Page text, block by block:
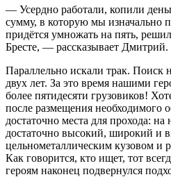
— Усердно работали, копили
сумму, в которую мы изначально
придётся умножать на пять,
Бресте, — рассказывает Дмитрий.
Параллельно искали трак. Поиск
двух лет. За это время нашими
более пятидесяти грузовиков!
после размещения необходимого
достаточно места для прохода:
достаточно высокий, широкий и
цельнометаллическим кузовом и
Как говорится, кто ищет, тот
героям наконец подвернулся